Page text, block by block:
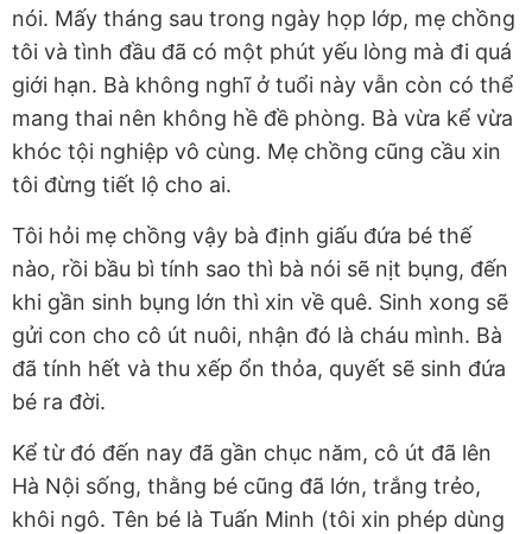
nói. Mấy tháng sau trong ngày họp lớp, mẹ chồng
tôi và tình đầu đã có một phút yếu lòng mà đi quá
giới hạn. Bà không nghĩ ở tuổi này vẫn còn có thể
mang thai nên không hề đề phòng. Bà vừa kể vừa
khóc tội nghiệp vô cùng. Mẹ chồng cũng cầu xin
tôi đừng tiết lộ cho ai.
Tôi hỏi mẹ chồng vậy bà định giấu đứa bé thế
nào, rồi bầu bì tính sao thì bà nói sẽ nịt bụng, đến
khi gần sinh bụng lớn thì xin về quê. Sinh xong sẽ
gửi con cho cô út nuôi, nhận đó là cháu mình. Bà
đã tính hết và thu xếp ổn thỏa, quyết sẽ sinh đứa
bé ra đời.
Kể từ đó đến nay đã gần chục năm, cô út đã lên
Hà Nội sống, thằng bé cũng đã lớn, trắng trẻo,
khôi ngô. Tên bé là Tuấn Minh (tôi xin phép dùng